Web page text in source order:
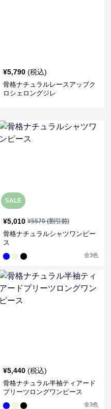
¥5,790 (税込)
骨格ナチュラルレースアップク
ロシェロングジレ
SALE
¥5,010 ¥5570(割引前)
骨格ナチュラルシャツワンピー
ス
全3色
¥5,440 (税込)
骨格ナチュラル半袖ティアード
プリーツロングワンピース
全3色